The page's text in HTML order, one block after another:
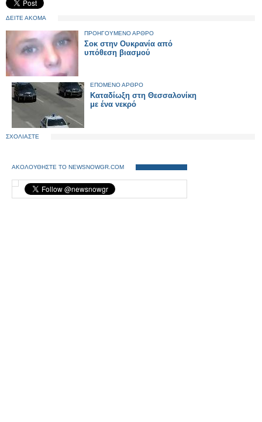
ΔΕΙΤΕ ΑΚΟΜΑ
ΠΡΟΗΓΟΥΜΕΝΟ ΑΡΘΡΟ
Σοκ στην Ουκρανία από
υπόθεση βιασμού
ΕΠΟΜΕΝΟ ΑΡΘΡΟ
Καταδίωξη στη Θεσσαλονίκη
με ένα νεκρό
ΣΧΟΛΙΑΣΤΕ
ΑΚΟΛΟΥΘΗΣΤΕ ΤΟ NEWSNOWGR.COM